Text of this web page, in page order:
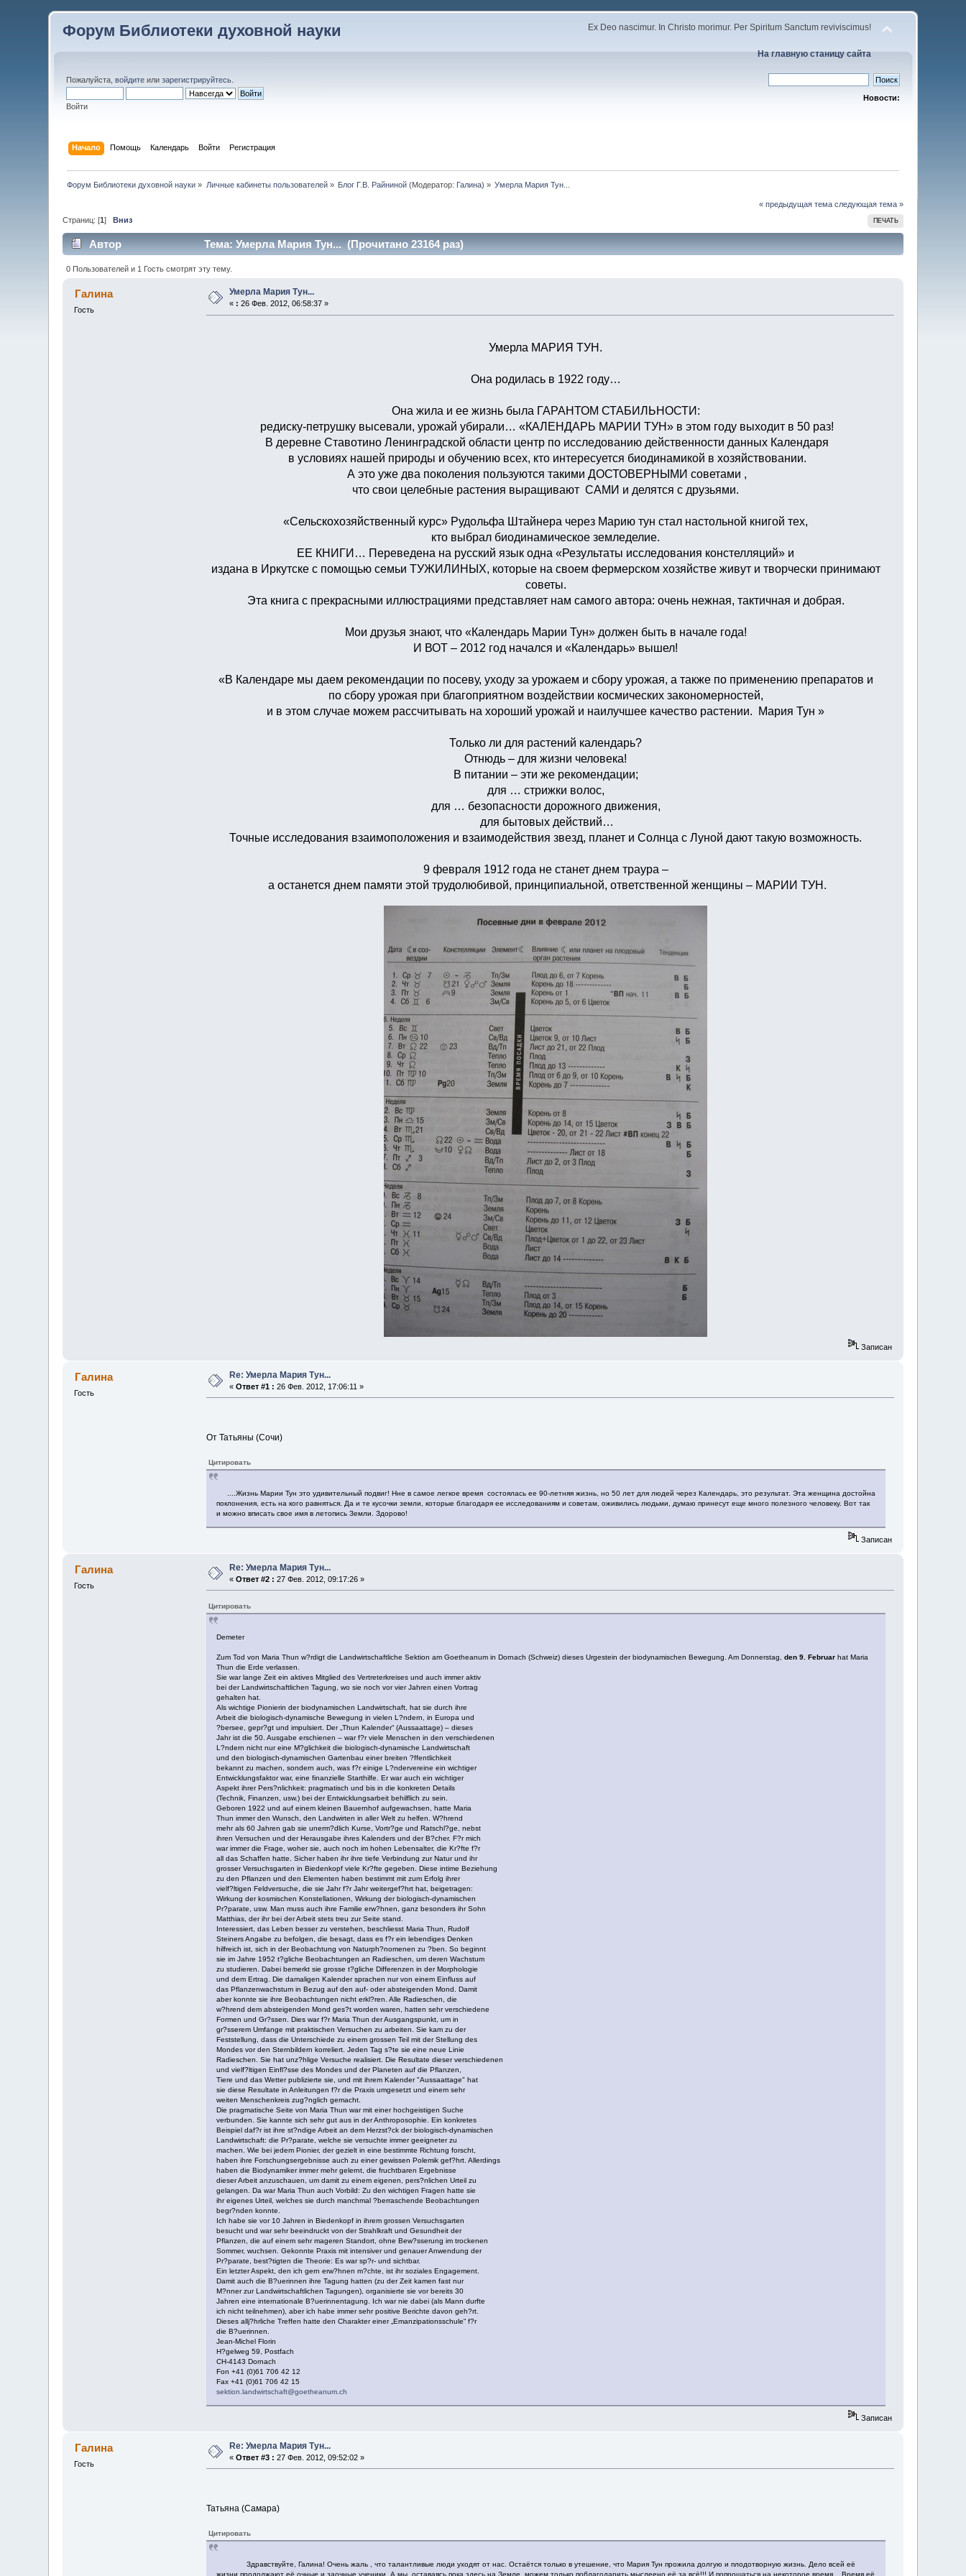
Форум Библиотеки духовной науки Ex Deo nascimur. In Christo morimur. Per Spiritum Sanctum reviviscimus!
На главную станицу сайта
Пожалуйста,войдите илизарегистрируйтесь
Войти
Новости:
Начало Помощь Календарь Войти Регистрация
Форум Библиотеки духовной науки » Личные кабинеты пользователей» Блог Г.В. Райниной (Модератор: Галина) » Умерла Мария Тун...
« предыдущая тема следующая тема »
ПЕЧАТЬ
Страниц: [1] Вниз
Автор Тема: Умерла Мария Тун... (Прочитано 23164 раз)
0 Пользователей и 1 Гость смотрят эту тему.
Галина
Гость
Умерла Мария Тун...
« : 26 Фев. 2012, 06:58:37 »
Умерла МАРИЯ ТУН.
Она родилась в 1922 году…
Она жила и ее жизнь была ГАРАНТОМ СТАБИЛЬНОСТИ:
редиску-петрушку высевали, урожай убирали… «КАЛЕНДАРЬ МАРИИ ТУН» в этом году выходит в 50 раз!
В деревне Ставотино Ленинградской области центр по исследованию действенности данных Календаря
в условиях нашей природы и обучению всех, кто интересуется биодинамикой в хозяйствовании.
А это уже два поколения пользуются такими ДОСТОВЕРНЫМИ советами ,
что свои целебные растения выращивают САМИ и делятся с друзьями.
«Сельскохозяйственный курс» Рудольфа Штайнера через Марию тун стал настольной книгой тех,
кто выбрал биодинамическое земледелие.
ЕЕ КНИГИ… Переведена на русский язык одна «Результаты исследования констелляций» и
издана в Иркутске с помощью семьи ТУЖИЛИНЫХ, которые на своем фермерском хозяйстве живут и творчески принимают
советы.
Эта книга с прекрасными иллюстрациями представляет нам самого автора: очень нежная, тактичная и добрая.
Мои друзья знают, что «Календарь Марии Тун» должен быть в начале года!
И ВОТ – 2012 год начался и «Календарь» вышел!
«В Календаре мы даем рекомендации по посеву, уходу за урожаем и сбору урожая, а также по применению препаратов и
по сбору урожая при благоприятном воздействии космических закономерностей,
и в этом случае можем рассчитывать на хороший урожай и наилучшее качество растении. Мария Тун »
Только ли для растений календарь?
Отнюдь – для жизни человека!
В питании – эти же рекомендации;
для … стрижки волос,
для … безопасности дорожного движения,
для бытовых действий…
Точные исследования взаимоположения и взаимодействия звезд, планет и Солнца с Луной дают такую возможность.
9 февраля 1912 года не станет днем траура –
а останется днем памяти этой трудолюбивой, принципиальной, ответственной женщины – МАРИИ ТУН.
Записан
Галина
Гость
Re: Умерла Мария Тун...
«Ответ #1 : 26 Фев. 2012, 17:06:11 »
От Татьяны (Сочи)
Цитировать
....Жизнь Марии Тун это удивительный подвиг! Нне в самое легкое время состоялась ее 90-летняя жизнь, но 50 лет для людей через Календарь, это результат. Эта женщина достойна
поклонения, есть на кого равняться. Да и те кусочки земли, которые благодаря ее исследованиям и советам, оживились людьми, думаю принесут еще много полезного человеку. Вот так
и можно вписать свое имя в летопись Земли. Здорово!
Записан
Галина
Гость
Re: Умерла Мария Тун...
«Ответ #2 : 27 Фев. 2012, 09:17:26 »
Цитировать
Demeter
Zum Tod von Maria Thun w?rdigt die Landwirtschaftliche Sektion am Goetheanum in Dornach (Schweiz) dieses Urgestein der biodynamischen Bewegung. Am Donnerstag, den 9. Februarhat Maria
Thun die Erde verlassen.
Sie war lange Zeit ein aktives Mitglied des Vertreterkreises und auch immer aktiv
bei der Landwirtschaftlichen Tagung, wo sie noch vor vier Jahren einen Vortrag
gehalten hat.
Als wichtige Pionierin der biodynamischen Landwirtschaft, hat sie durch ihre
Arbeit die biologisch-dynamische Bewegung in vielen L?ndern, in Europa und
?bersee, gepr?gt und impulsiert. Der „Thun Kalender“ (Aussaattage) – dieses
Jahr ist die 50. Ausgabe erschienen – war f?r viele Menschen in den verschiedenen
L?ndern nicht nur eine M?glichkeit die biologisch-dynamische Landwirtschaft
und den biologisch-dynamischen Gartenbau einer breiten ?ffentlichkeit
bekannt zu machen, sondern auch, was f?r einige L?ndervereine ein wichtiger
Entwicklungsfaktor war, eine finanzielle Starthilfe. Er war auch ein wichtiger
Aspekt ihrer Pers?nlichkeit: pragmatisch und bis in die konkreten Details
(Technik, Finanzen, usw.) bei der Entwicklungsarbeit behilflich zu sein.
Geboren 1922 und auf einem kleinen Bauernhof aufgewachsen, hatte Maria
Thun immer den Wunsch, den Landwirten in aller Welt zu helfen. W?hrend
mehr als 60 Jahren gab sie unerm?dlich Kurse, Vortr?ge und Ratschl?ge, nebst
ihren Versuchen und der Herausgabe ihres Kalenders und der B?cher. F?r mich
war immer die Frage, woher sie, auch noch im hohen Lebensalter, die Kr?fte f?r
all das Schaffen hatte. Sicher haben ihr ihre tiefe Verbindung zur Natur und ihr
grosser Versuchsgarten in Biedenkopf viele Kr?fte gegeben. Diese intime Beziehung
zu den Pflanzen und den Elementen haben bestimmt mit zum Erfolg ihrer
vielf?ltigen Feldversuche, die sie Jahr f?r Jahr weitergef?hrt hat, beigetragen:
Wirkung der kosmischen Konstellationen, Wirkung der biologisch-dynamischen
Pr?parate, usw. Man muss auch ihre Familie erw?hnen, ganz besonders ihr Sohn
Matthias, der ihr bei der Arbeit stets treu zur Seite stand.
Interessiert, das Leben besser zu verstehen, beschliesst Maria Thun, Rudolf
Steiners Angabe zu befolgen, die besagt, dass es f?r ein lebendiges Denken
hilfreich ist, sich in der Beobachtung von Naturph?nomenen zu ?ben. So beginnt
sie im Jahre 1952 t?gliche Beobachtungen an Radieschen, um deren Wachstum
zu studieren. Dabei bemerkt sie grosse t?gliche Differenzen in der Morphologie
und dem Ertrag. Die damaligen Kalender sprachen nur von einem Einfluss auf
das Pflanzenwachstum in Bezug auf den auf- oder absteigenden Mond. Damit
aber konnte sie ihre Beobachtungen nicht erkl?ren. Alle Radieschen, die
w?hrend dem absteigenden Mond ges?t worden waren, hatten sehr verschiedene
Formen und Gr?ssen. Dies war f?r Maria Thun der Ausgangspunkt, um in
gr?sserem Umfange mit praktischen Versuchen zu arbeiten. Sie kam zu der
Feststellung, dass die Unterschiede zu einem grossen Teil mit der Stellung des
Mondes vor den Sternbildern korreliert. Jeden Tag s?te sie eine neue Linie
Radieschen. Sie hat unz?hlige Versuche realisiert. Die Resultate dieser verschiedenen
und vielf?ltigen Einfl?sse des Mondes und der Planeten auf die Pflanzen,
Tiere und das Wetter publizierte sie, und mit ihrem Kalender "Aussaattage" hat
sie diese Resultate in Anleitungen f?r die Praxis umgesetzt und einem sehr
weiten Menschenkreis zug?nglich gemacht.
Die pragmatische Seite von Maria Thun war mit einer hochgeistigen Suche
verbunden. Sie kannte sich sehr gut aus in der Anthroposophie. Ein konkretes
Beispiel daf?r ist ihre st?ndige Arbeit an dem Herzst?ck der biologisch-dynamischen
Landwirtschaft: die Pr?parate, welche sie versuchte immer geeigneter zu
machen. Wie bei jedem Pionier, der gezielt in eine bestimmte Richtung forscht,
haben ihre Forschungsergebnisse auch zu einer gewissen Polemik gef?hrt. Allerdings
haben die Biodynamiker immer mehr gelernt, die fruchtbaren Ergebnisse
dieser Arbeit anzuschauen, um damit zu einem eigenen, pers?nlichen Urteil zu
gelangen. Da war Maria Thun auch Vorbild: Zu den wichtigen Fragen hatte sie
ihr eigenes Urteil, welches sie durch manchmal ?berraschende Beobachtungen
begr?nden konnte.
Ich habe sie vor 10 Jahren in Biedenkopf in ihrem grossen Versuchsgarten
besucht und war sehr beeindruckt von der Strahlkraft und Gesundheit der
Pflanzen, die auf einem sehr mageren Standort, ohne Bew?sserung im trockenen
Sommer, wuchsen. Gekonnte Praxis mit intensiver und genauer Anwendung der
Pr?parate, best?tigten die Theorie: Es war sp?r- und sichtbar.
Ein letzter Aspekt, den ich gern erw?hnen m?chte, ist ihr soziales Engagement.
Damit auch die B?uerinnen ihre Tagung hatten (zu der Zeit kamen fast nur
M?nner zur Landwirtschaftlichen Tagungen), organisierte sie vor bereits 30
Jahren eine internationale B?uerinnentagung. Ich war nie dabei (als Mann durfte
ich nicht teilnehmen), aber ich habe immer sehr positive Berichte davon geh?rt.
Dieses allj?hrliche Treffen hatte den Charakter einer „Emanzipationsschule“ f?r
die B?uerinnen.
Jean-Michel Florin
H?gelweg 59, Postfach
CH-4143 Dornach
Fon +41 (0)61 706 42 12
Fax +41 (0)61 706 42 15
sektion.landwirtschaft@goetheanum.ch
Записан
Галина
Гость
Re: Умерла Мария Тун...
«Ответ #3 : 27 Фев. 2012, 09:52:02 »
Татьяна (Самара)
Цитировать
Здравствуйте, Галина! Очень жаль , что талантливые люди уходят от нас. Остаётся только в утешение, что Мария Тун прожила долгую и плодотворную жизнь. Дело всей её
жизни продолжают её очные и заочные ученики. А мы, оставаясь пока здесь на Земле, можем только поблагодарить мыслеено её за всё!!! И попрощаться на некоторое время... Время её